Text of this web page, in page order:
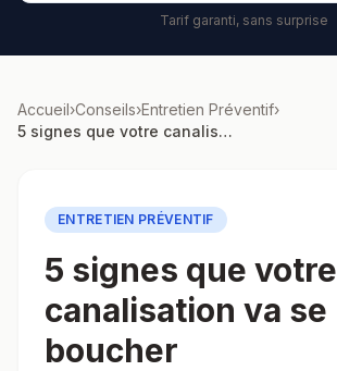
Tarif garanti, sans surprise
Accueil›Conseils›Entretien Préventif›
5 signes que votre canalisation va se boucher
ENTRETIEN PRÉVENTIF
5 signes que votre
canalisation va se
boucher